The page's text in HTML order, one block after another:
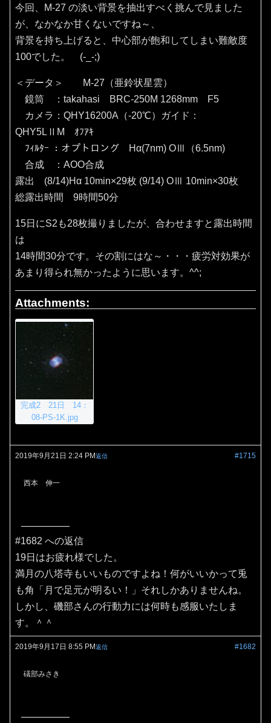
今回、M-27 の淡い背景を抽出すべく挑んで見ました
が、なかなか甘くないですね～、
背景を持ち上げると、中心部が飽和してしまい難敵度
100でした。 (-_-;)
＜データ＞ M-27（亜鈴状星雲）
鏡筒 ：takahasi BRC-250M 1268mm F5
カメラ：QHY16200A（‐20℃）ガイド：
QHY5LⅡM ｵﾌｱｷ
ﾌｨﾙﾀｰ ：オプトロング Hα(7nm) OⅢ（6.5nm)
合成 ：AOO合成
露出 (8/14)Hα 10min×29枚 (9/14) OⅢ 10min×30枚
総露出時間 9時間50分
15日にS2も28枚撮りましたが、合わせますと露出時間
は
14時間30分です。その割にはな～・・・疲労対効果が
あまり得られ無かったように思います。^^;
Attachments:
完成2 21日 14：
08-PS-1K.jpg
2019年9月21日 2:24 PM #1715
返信
西本 伸一
#1682 への返信
19日はお疲れ様でした。
満月の八塔寺もいいものですよね！何がいいかって兎
も角「月で足元が明るい！」それしかありませんね。
しかし、磯部さんの行動力には何時も感服いたしま
す。＾＾
2019年9月17日 8:55 PM #1682
返信
礒部みさき